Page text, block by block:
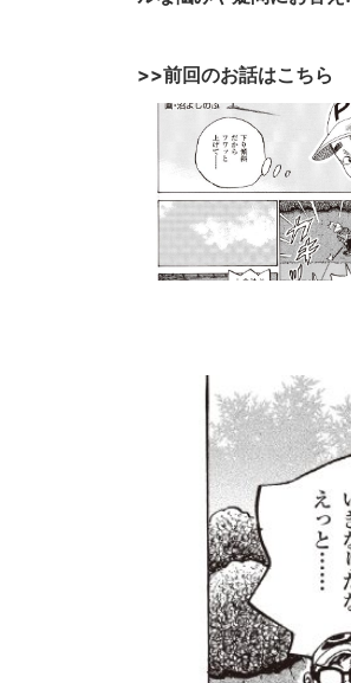
>>前回のお話はこちら